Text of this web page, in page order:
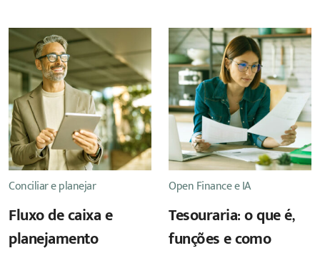
Conciliar e planejar
Fluxo de caixa e
planejamento
Open Finance e IA
Tesouraria: o que é,
funções e como